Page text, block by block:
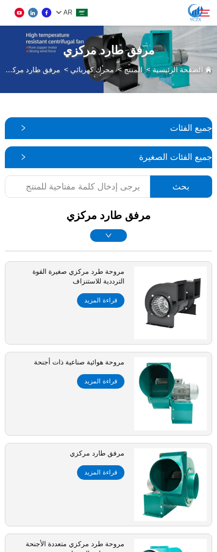
AR
المنتج
معلومات عنا
أخبار
اتصل بنا
بحث
مرفق طارد مركزي
الصفحة الرئيسية> المنتج>محرك كهربائي > مرفق طارد مركزي
جميع الفئات
جميع الفئات الصغيرة
بحث
مرفق طارد مركزي
مروحة طرد مركزي صغيرة القوة
الترددية للاستنزاف
قراءة المزيد
مروحة هوائية صناعية ذات أجنحة
قراءة المزيد
مرفق طارد مركزي
قراءة المزيد
مروحة طرد مركزي متعددة الأجنحة